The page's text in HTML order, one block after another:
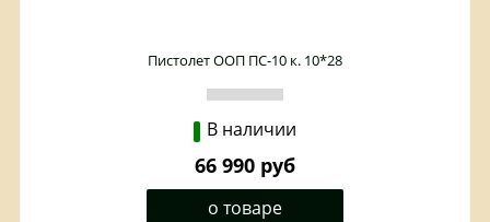
Пистолет ООП ПС-10 к. 10*28
В наличии
66 990 руб
о товаре